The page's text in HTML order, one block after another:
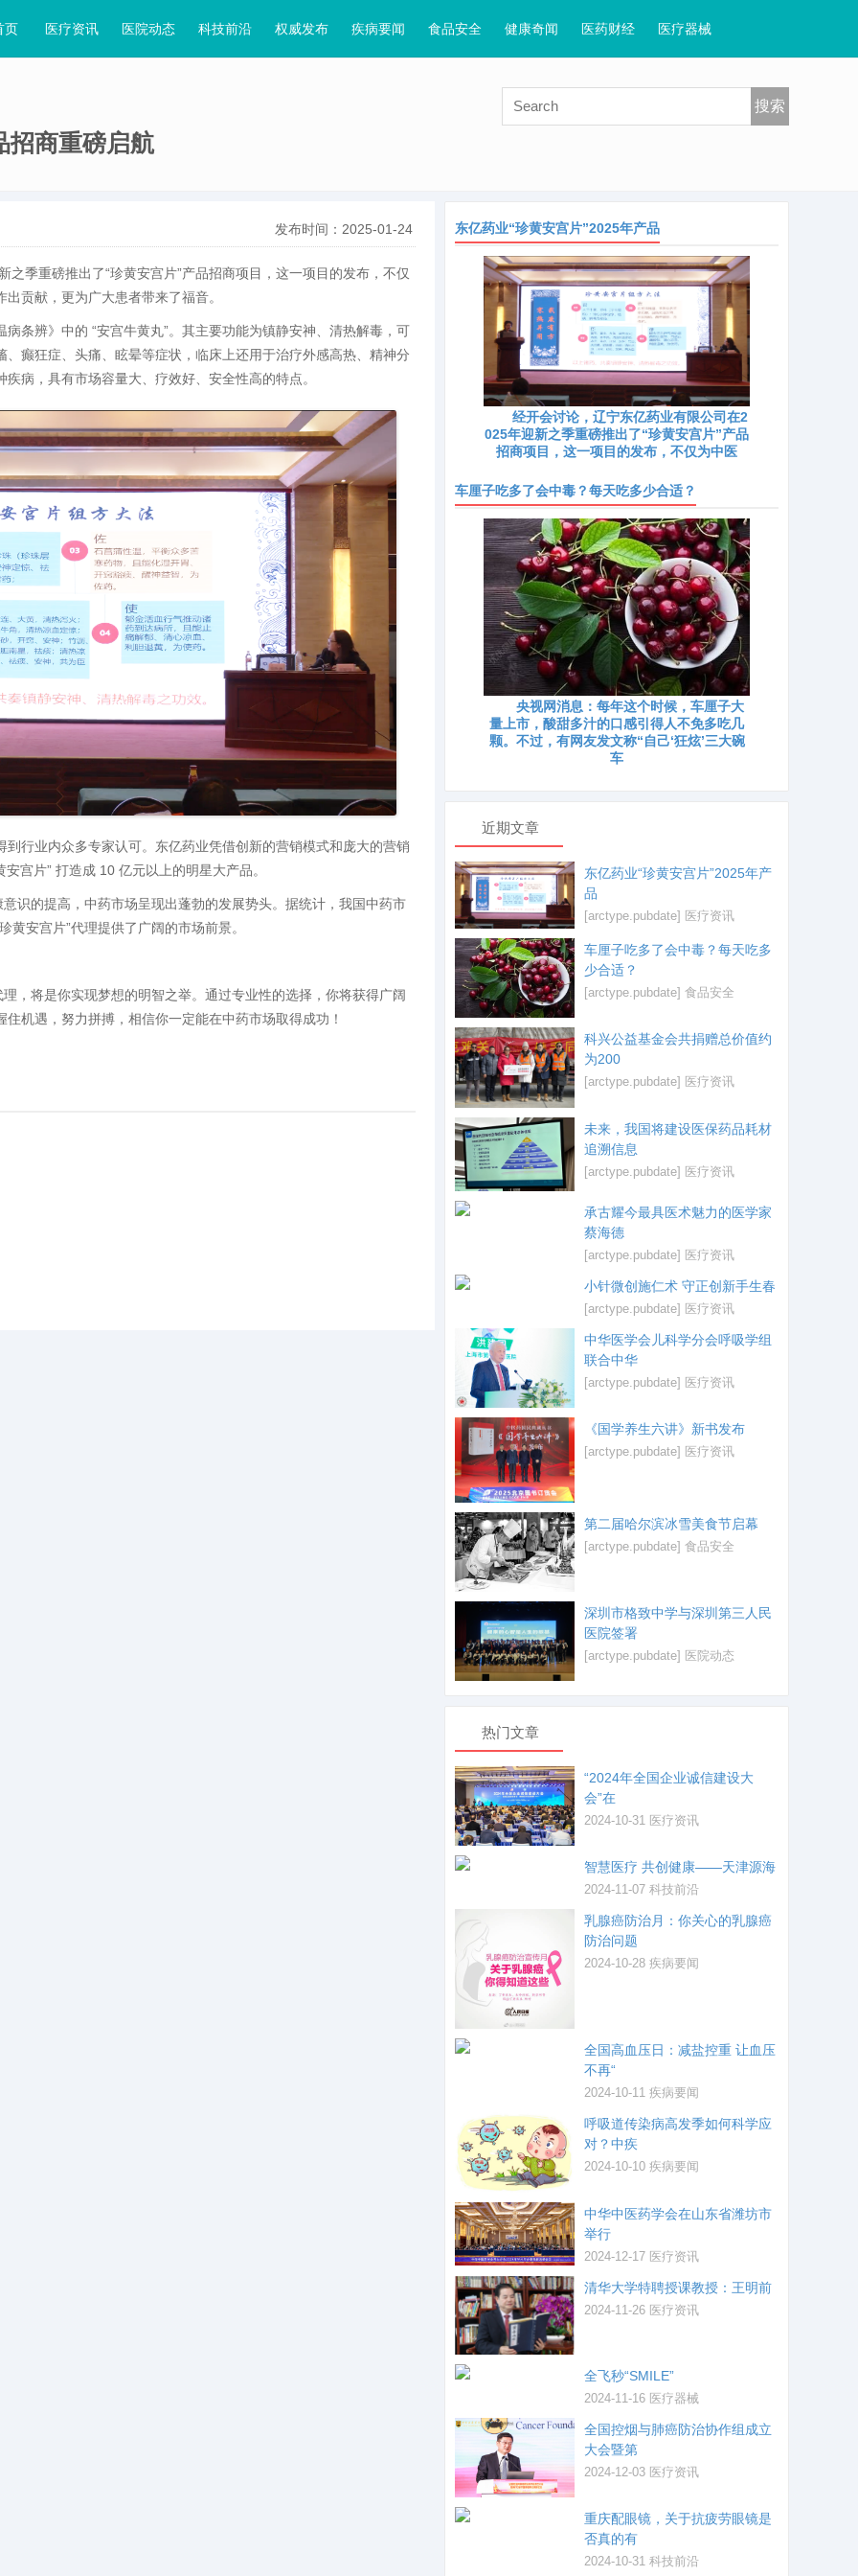
页 医疗资讯 医院动态 科技前沿 权威发布 疾病要闻 食品安全 健康奇闻 医药财经 医疗器械
搜索
招商重磅启航
发布时间：2025-01-24
重磅推出了“珍黄安宫片”产品招商项目，这一项目的发布，不仅
贡献，更为广大患者带来了福音。
辨》中的 “安宫牛黄丸”。其主要功能为镇静安神、清热解毒，可
癫狂症、头痛、眩晕等症状，临床上还用于治疗外感高热、精神分
病，具有市场容量大、疗效好、安全性高的特点。
业内众多专家认可。东亿药业凭借创新的营销模式和庞大的营销
宫片” 打造成 10 亿元以上的明星大产品。
的提高，中药市场呈现出蓬勃的发展势头。据统计，我国中药市
安宫片”代理提供了广阔的市场前景。
将是你实现梦想的明智之举。通过专业性的选择，你将获得广阔
机遇，努力拼搏，相信你一定能在中药市场取得成功！
东亿药业“珍黄安宫片”2025年产品
经开会讨论，辽宁东亿药业有限公司在2
025年迎新之季重磅推出了“珍黄安宫片”产品
招商项目，这一项目的发布，不仅为中医
车厘子吃多了会中毒？每天吃多少合适？
央视网消息：每年这个时候，车厘子大
量上市，酸甜多汁的口感引得人不免多吃几
颗。不过，有网友发文称“自己‘狂炫’三大碗
车
近期文章
东亿药业“珍黄安宫片”2025年产
品
[arctype.pubdate] 医疗资讯
车厘子吃多了会中毒？每天吃多
少合适？
[arctype.pubdate] 食品安全
科兴公益基金会共捐赠总价值约
为200
[arctype.pubdate] 医疗资讯
未来，我国将建设医保药品耗材
追溯信息
[arctype.pubdate] 医疗资讯
承古耀今最具医术魅力的医学家
蔡海德
[arctype.pubdate] 医疗资讯
小针微创施仁术 守正创新手生春
[arctype.pubdate] 医疗资讯
中华医学会儿科学分会呼吸学组
联合中华
[arctype.pubdate] 医疗资讯
《国学养生六讲》新书发布
[arctype.pubdate] 医疗资讯
第二届哈尔滨冰雪美食节启幕
[arctype.pubdate] 食品安全
深圳市格致中学与深圳第三人民
医院签署
[arctype.pubdate] 医院动态
热门文章
“2024年全国企业诚信建设大
会”在
2024-10-31 医疗资讯
智慧医疗 共创健康——天津源海
2024-11-07 科技前沿
乳腺癌防治月：你关心的乳腺癌
防治问题
2024-10-28 疾病要闻
全国高血压日：减盐控重 让血压
不再“
2024-10-11 疾病要闻
呼吸道传染病高发季如何科学应
对？中疾
2024-10-10 疾病要闻
中华中医药学会在山东省潍坊市
举行
2024-12-17 医疗资讯
清华大学特聘授课教授：王明前
2024-11-26 医疗资讯
全飞秒“SMILE”
2024-11-16 医疗器械
全国控烟与肺癌防治协作组成立
大会暨第
2024-12-03 医疗资讯
重庆配眼镜，关于抗疲劳眼镜是
否真的有
2024-10-31 科技前沿